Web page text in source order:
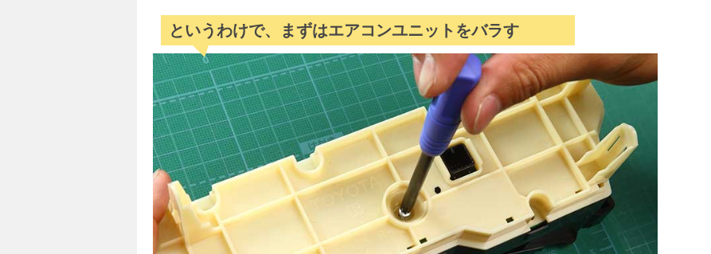
というわけで、まずはエアコンユニットをバラす